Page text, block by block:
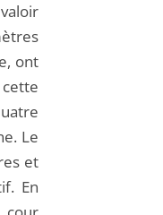
ont
Le
et
En